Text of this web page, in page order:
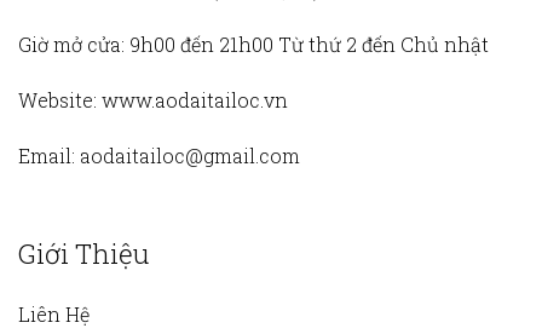
Giờ mở cửa: 9h00 đến 21h00 Từ thứ 2 đến Chủ nhật
Website: www.aodaitailoc.vn
Email: aodaitailoc@gmail.com
Giới Thiệu
Liên Hệ